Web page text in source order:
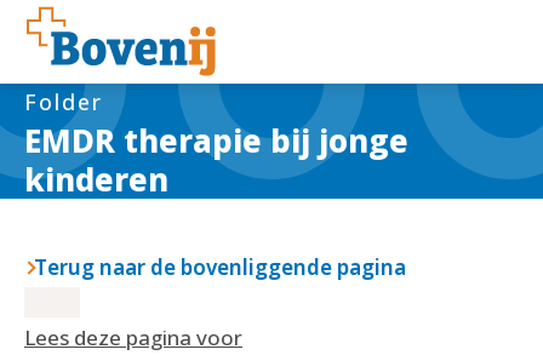
EMDR therapie bij jonge
kinderen
Folder
Terug naar de bovenliggende pagina
Lees deze pagina voor